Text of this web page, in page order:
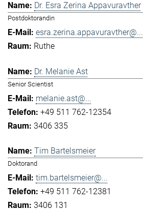
Dr. Esra Zerina Appavuravther
Postdoktorandin
esra.zerina.appavuravther@...
Ruthe
Dr. Melanie Ast
Senior Scientist
melanie.ast@...
+49 511 762-12354
3406 335
Tim Bartelsmeier
Doktorand
tim.bartelsmeier@...
+49 511 762-12381
3406 131